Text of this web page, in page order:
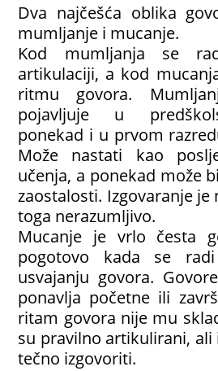
Dva najčešća oblika
mumljanje i mucanje.
Kod mumljanja se
artikulaciji, a kod
ritmu govora.
pojavljuje u
ponekad i u prvom
Može nastati kao
učenja, a ponekad može
zaostalosti. Izgovaranje
toga nerazumljivo.
Mucanje je vrlo česta
pogotovo kada se
usvajanju govora.
ponavlja početne ili
ritam govora nije mu
su pravilno artikulirani, ali
tečno izgovoriti.